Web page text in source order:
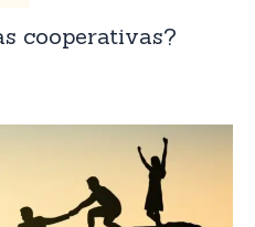
cooperativas?